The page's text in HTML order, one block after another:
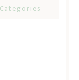
Categories